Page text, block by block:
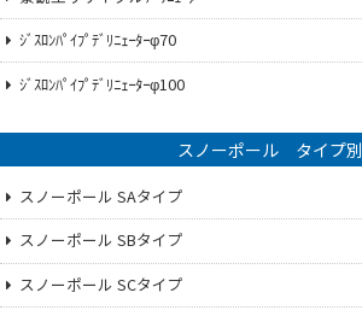
ｼﾞｽﾛﾝﾊﾟｲﾌﾟﾃﾞﾘﾆｪｰﾀｰφ70
ｼﾞｽﾛﾝﾊﾟｲﾌﾟﾃﾞﾘﾆｪｰﾀｰφ100
スノーポール タイプ別
スノーポール SAタイプ
スノーポール SBタイプ
スノーポール SCタイプ